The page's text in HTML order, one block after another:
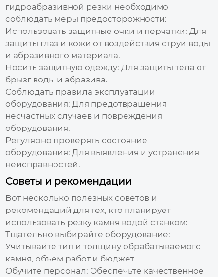
гидроабразивной резки необходимо
соблюдать меры предосторожности:
Использовать защитные очки и перчатки: Для
защиты глаз и кожи от воздействия струи воды
и абразивного материала.
Носить защитную одежду: Для защиты тела от
брызг воды и абразива.
Соблюдать правила эксплуатации
оборудования: Для предотвращения
несчастных случаев и повреждения
оборудования.
Регулярно проверять состояние
оборудования: Для выявления и устранения
неисправностей.
Советы и рекомендации
Вот несколько полезных советов и
рекомендаций для тех, кто планирует
использовать резку камня водой станком:
Тщательно выбирайте оборудование:
Учитывайте тип и толщину обрабатываемого
камня, объем работ и бюджет.
Обучите персонал: Обеспечьте качественное